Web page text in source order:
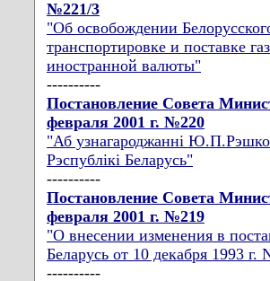
№221/3
"Об освобождении
транспортировке и поставке
иностранной валюты"
----------
Постановление Совета
февраля 2001 г. №220
"Аб узнагароджаннi Ю.П.Рэшко
Рэспублiкi Беларусь"
----------
Постановление Совета
февраля 2001 г. №219
"О внесении изменения в
Беларусь от 10 декабря 1993 г.
----------